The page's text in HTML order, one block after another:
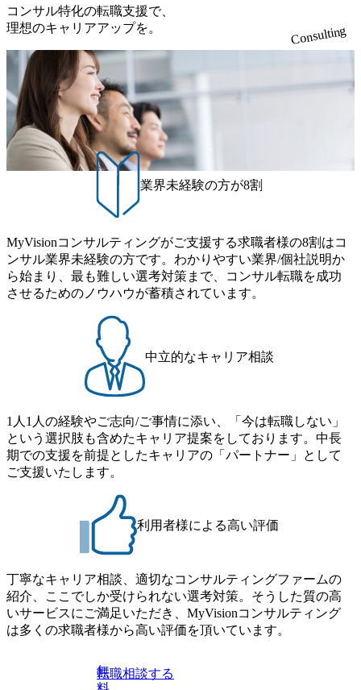
広いプロジェクトに従事 - 鈴木健仁氏：新卒でベイカレン
トに入社し最年少ディレクターを経てXspearに参画 - 梶田
威人氏：BCG出身。金融業界における戦略策定、DX戦略立
案、人事組織テーマに強みを持ち、メディア・エンタメ業
界においてはDX戦略立案、NFT等の新規事業立案を得意と
する。 - 藏満 一馬氏：アクセンチュア出身。金融業界を中
心に、DX戦略策定、新規事業立案、組織変革、規制対応等
の幅広いプロジェクトを主導する。 - 天野 善仁氏：19卒Pw
C出身。Xspear最年少シニアマネージャー 社員インタビュー
ページ (https://www.xspear.co.jp/career/interviews/) 戦略だけの
コンサルは終わり──コンサル業界の風雲児に聞く。“これ
から”のコンサルの在り方 (https://www.businessinsider.jp/articl
e/20250205-simplex-xspear/) Xspear Consultingがえるぼし認定
を取得 (https://www.agara.co.jp/article/382811) シンプレクスと
Xspear Consultingが、東京都港区の行政手続き100%デジタル
化を支援 (https://www.afpbb.com/articles/-/3520247) 【未経験
者】 ・年収UPでのオファー ・ワンプールで様々なインダ
流工程、先端技術を学べる環境 【コンサルファーム経験
者】 ・専門領域に軸足を置きながら、他領域にもチャレン
ジできる環境 ・タイトルアップでのオファー ・現職ファー
ムより高いオファー年収 ・実力主義でプロモーションでき
る（ダブルスキップもあり） ・週に1度のアサインｍｔｇで
果、なりたいキャリアを反映できるｐｊにアサインしても
らえる ・シンプレクスというテクノロジーに強い部隊がい
るため、エンジニアの視点からも協業しクライアントへ価
値提供できる ・デリバリー中心の案件もあればセールス中
心の案件もあり、個々の裁量や得意領域に合わせた売り上
げの立て方を選べる ここ1年で社員数60名⇒100名超、売上
今期18億円⇒来期30億円（いずれも約170％アップ）と急成
長中のファームである また、成長中ファームのため優秀な
上司の近くで働けるチャンスも多い(ボストン・コンサルテ
ィング・グループ出身者等 (https://www.xspear.co.jp/member/ta
keto_kajita/)） 多様なメンバー、多様なプロジェクトによる
自己成長機会が多く、新たなチャレンジが可能 100名規模に
も関わらず、外資系戦略コンサルティングファームや総合
り、常に刺激を受けながらプロジェクトワークが可能 総合
スタイム制度を実施しており、月単位の決められた労働時
間の範囲内で、出社・退社の時刻を社員の自己裁量に委
ね、ワークライフバランスを図りながら効率的に働くこと
ができる 【休日】 土日祝休みの完全週休2日制 2025年度の
年間休日は125日（GW8日、夏季9日、年末年始9日） 有給
休暇は年間24日（4月1日入社の場合）で、入社日に付与さ
れます。 年次有給休暇の残日数は、翌年度に繰り越すこと
ができます。 慶弔休暇は、事由により取得可能日数は異な
りますが、3～7日の連続休暇を取得できます。 リフレッシ
ュ休暇は、規程で定める勤続年数ごとに、連続5日のリフレ
ッシュ休暇を取得できます。 【育児や子の看護、介護など
の制度】 育児休暇： 対象：小学校1年修了時の3月31日まで
の子を育てるすべての従業員※期間：通算3年間 短時間勤
日2時間15分まで、始業・終業時刻の繰り上げ・繰り下げが
可能 子の看護休暇： 子1人につき5日まで取得でき、1時間
単位で取得することも可能 家族看護休暇： 5日まで取得で
き、1時間単位で取得することも可能 【独身寮、住宅手当制
度など】 独身寮：富山事業所の近くに、白風寮と青風寮の2
つの寮があり、以下の入居基準を満たす方が入居可能で
す。 ＜入居基準＞ ・満33歳までの独身者 ・自宅から勤務地
までの通勤総時間が2時間を超えること 住宅手当： 本社の
近くには独身寮や社宅等が無いため、条件を満たす方には
住宅手当を支給します。 また、独身寮は男性のみの入居と
なるため、入居基準を満たす女性には住宅手当を支給しま
す。 住宅手当は、一般賃貸物件を従業員が契約し、規程で
定める金額を会社が支払います。 その他： 採用時や転勤等
による引っ越し費用は、会社が負担します。 2026年8月18日
(火) 19:00～20:00 2026年8月13日(木) 16:00 応募をご検討され
ている方を対象に、会社説明会を実施予定です。 ● 求人名
・【富山】半導体製造装置の生産エンジニア(製造・生産工
程の管理業務) ※主任候補・リーダークラス ・【砺波】半
導体製造装置の生産エンジニア(製造・生産工程の管理業務)
※顔出しは不要です。ご質問頂く際のみ、顔出ししていた
だければと存じます。
コンサル特化の転職支援で、
理想のキャリアアップを。
Consulting
業界未経験の方が8割
MyVisionコンサルティングがご支援する求職者様の8割はコ
ンサル業界未経験の方です。わかりやすい業界/個社説明か
ら始まり、最も難しい選考対策まで、コンサル転職を成功
させるためのノウハウが蓄積されています。
中立的なキャリア相談
1人1人の経験やご志向/ご事情に添い、「今は転職しない」
という選択肢も含めたキャリア提案をしております。中長
期での支援を前提としたキャリアの「パートナー」として
ご支援いたします。
利用者様による高い評価
丁寧なキャリア相談、適切なコンサルティングファームの
紹介、ここでしか受けられない選考対策。そうした質の高
いサービスにご満足いただき、MyVisionコンサルティング
は多くの求職者様から高い評価を頂いています。
無
転職相談する